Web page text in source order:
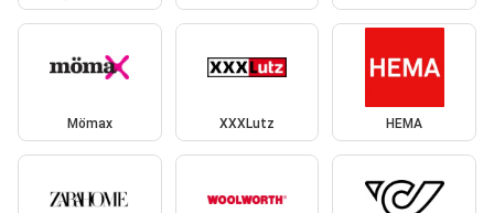
Mömax XXXLutz HEMA